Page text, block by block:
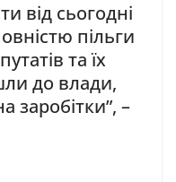
від сьогодні
пільги
та їх
до влади,
–